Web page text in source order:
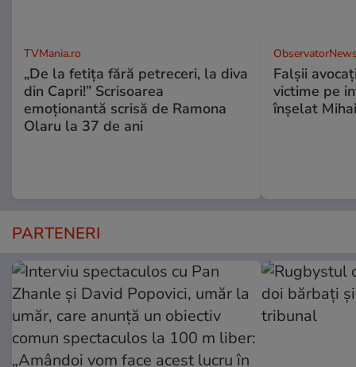
TVMania.ro
„De la fetița fără petreceri, la diva
din Capri!” Scrisoarea
emoționantă scrisă de Ramona
Olaru la 37 de ani
Falşii
victime pe
înşelat
PARTENERI